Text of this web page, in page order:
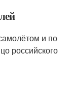
и по
российского